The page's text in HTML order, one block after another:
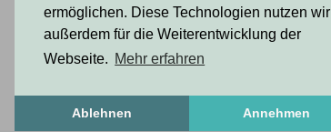
ermöglichen. Diese Technologien nutzen wir
außerdem für die Weiterentwicklung der
Webseite. Mehr erfahren
Ablehnen Annehmen